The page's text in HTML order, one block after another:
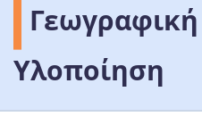
Υλοποίηση